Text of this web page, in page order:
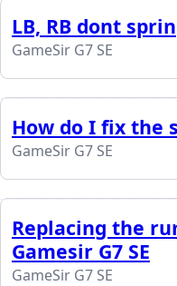
LB, RB dont
GameSir G7 SE
How do I fix the
GameSir G7 SE
Replacing the
Gamesir G7 SE
GameSir G7 SE